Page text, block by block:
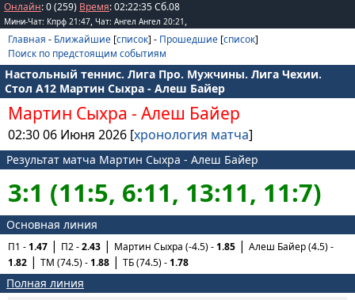
Онлайн: 0 (259) Время:02:22:35Сб.08
Мини-Чат: Кпрф 21:47, Чат: Ангел Ангел 20:21 ,
Главная - Ближайшие [список] - Прошедшие [список]
Поиск по предстоящим событиям
Настольный теннис. Лига Про. Мужчины. Лига Чехии.
Стол А12 Мартин Сыхра - Алеш Байер
Мартин Сыхра - Алеш Байер
02:30 06 Июня 2026 [хронология матча]
Результат матча Мартин Сыхра - Алеш Байер
3:1 (11:5, 6:11, 13:11, 11:7)
Основная линия
П1 -1.47 П2 -2.43 Мартин Сыхра (-4.5) -1.85
Алеш Байер (4.5) -
1.82
ТМ (74.5) -1.88 ТБ (74.5) -1.78
Полная линия